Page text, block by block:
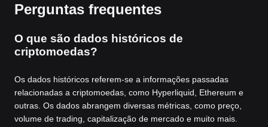
Perguntas frequentes
O que são dados históricos de
criptomoedas?
Os dados históricos referem-se a informações passadas
relacionadas a criptomoedas, como Hyperliquid, Ethereum e
outras. Os dados abrangem diversas métricas, como preço,
volume de trading, capitalização de mercado e muito mais.